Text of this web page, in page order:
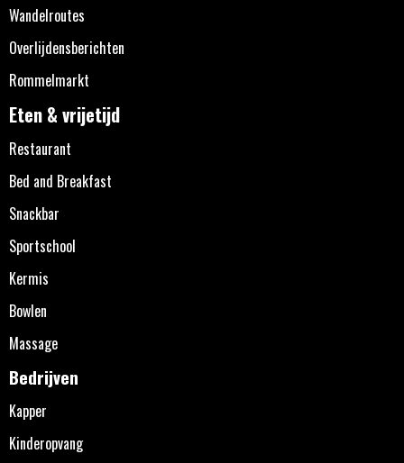
Wandelroutes
Overlijdensberichten
Rommelmarkt
Eten & vrijetijd
Restaurant
Bed and Breakfast
Snackbar
Sportschool
Kermis
Bowlen
Massage
Bedrijven
Kapper
Kinderopvang